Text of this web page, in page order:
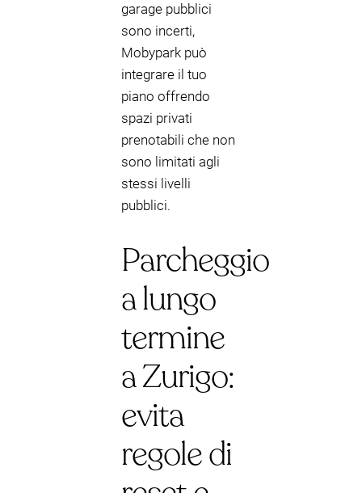
garage pubblici
sono incerti,
Mobypark può
integrare il tuo
piano offrendo
spazi privati
prenotabili che non
sono limitati agli
stessi livelli
pubblici.
Parcheggio
a lungo
termine
a Zurigo:
evita
regole di